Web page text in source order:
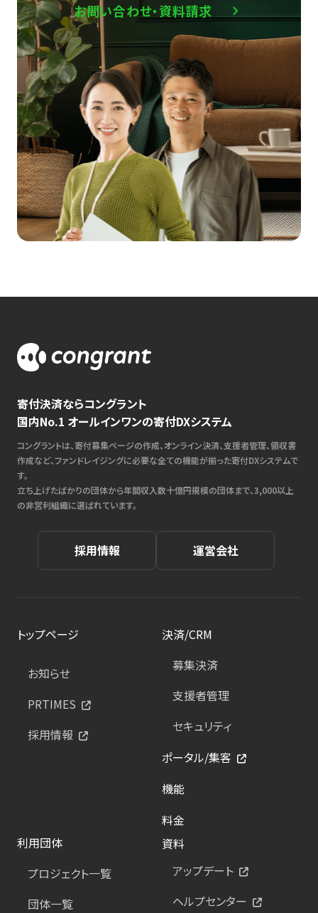
お問い合わせ・資料請求
寄付決済ならコングラント
国内No.1 オールインワンの寄付DXシステム
コングラントは、寄付募集ページの作成、オンライン決済、支援者管理、領収書
作成など、ファンドレイジングに必要な全ての機能が揃った寄付DXシステムで
す。
立ち上げたばかりの団体から年間収入数十億円規模の団体まで、3,000以上
の非営利組織に選ばれています。
採用情報 運営会社
トップページ
お知らせ
PRTIMES
採用情報
決済/CRM
募集決済
支援者管理
セキュリティ
ポータル/集客
機能
料金
利用団体
プロジェクト一覧
団体一覧
資料
アップデート
ヘルプセンター